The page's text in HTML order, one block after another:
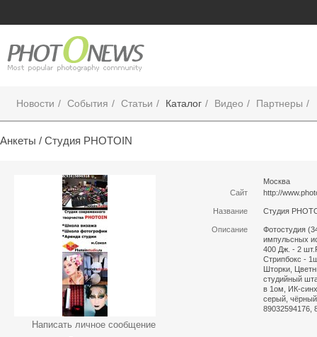
Новости События Статьи Каталог Видео Партнеры
Анкеты / Студия PHOTOIN
Написать личное сообщение
Москва
Сайт
http://
Название Студия
Описание
Фотостудия
импульсных
400 Дж. - 2
Стрипбокс -
Шторки,
студийный
в 1ом, ИК-
серый,
89032594176,